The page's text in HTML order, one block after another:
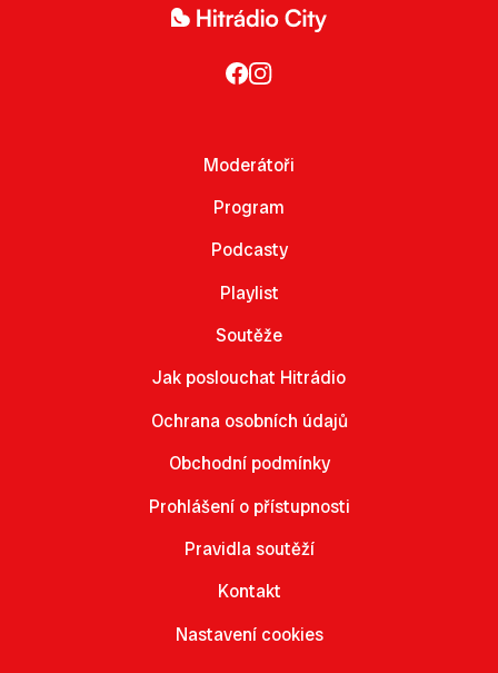
Moderátoři
Program
Podcasty
Playlist
Soutěže
Jak poslouchat Hitrádio
Ochrana osobních údajů
Obchodní podmínky
Prohlášení o přístupnosti
Pravidla soutěží
Kontakt
Nastavení cookies